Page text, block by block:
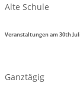
Alte Schule
Veranstaltungen am30thJuli
Ganztägig